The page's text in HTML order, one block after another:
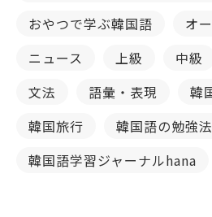
おやつで学ぶ韓国語
オ
ニュース
上級 中級
文法
語彙・表現
韓
韓国旅行
韓国語の勉強法
韓国語学習ジャーナルhana